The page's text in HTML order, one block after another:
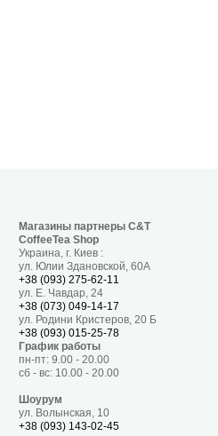
Магазины партнеры C&T
CoffeeTea Shop
Украина, г. Киев :
ул. Юлии Здановской, 60А
+38 (093) 275-62-11
ул. Е. Чавдар, 24
+38 (073) 049-14-17
ул. Родини Кристеров, 20 Б
+38 (093) 015-25-78
График работы
пн-пт: 9.00 - 20.00
сб - вс: 10.00 - 20.00
Шоурум
ул. Волынская, 10
+38 (093) 143-02-45